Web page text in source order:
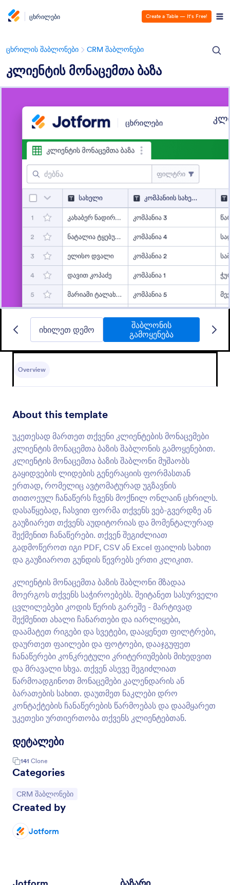
ცხრილები Create a Table — It’s Free!
ცხრილის შაბლონები CRM შაბლონები
კლიენტის მონაცემთა ბაზა
იხილეთ დემო
შაბლონის
გამოყენება
Overview
About this template
უკეთესად მართეთ თქვენი კლიენტების მონაცემები
კლიენტის მონაცემთა ბაზის შაბლონის გამოყენებით.
კლიენტის მონაცემთა ბაზის შაბლონი მუშაობს
გაყიდვების ლიდების გენერაციის ფორმასთან
ერთად, რომელიც ავტომატურად უგზავნის
თითოეულ ჩანაწერს ჩვენს მოქნილ ონლაინ ცხრილს.
დასაწყებად, ჩასვით ფორმა თქვენს ვებ-გვერდზე ან
გაუზიარეთ თქვენს აუდიტორიას და მომენტალურად
შექმენით ჩანაწერები. თქვენ შეგიძლიათ
გადმოწეროთ იგი PDF, CSV ან Excel ფაილის სახით
და გაუზიაროთ გუნდის წევრებს ერთი კლიკით.
კლიენტის მონაცემთა ბაზის შაბლონი მზადაა
მოერგოს თქვენს საჭიროებებს. შეიტანეთ სასურველი
ცვლილებები კოდის წერის გარეშე - მარტივად
შექმენით ახალი ჩანართები და იარლიყები,
დაამატეთ რიგები და სვეტები, დააყენეთ ფილტრები,
დაურთეთ ფაილები და ფოტოები, დააჯგუფეთ
ჩანაწერები კონკრეტული კრიტერიუმების მიხედვით
და მრავალი სხვა. თქვენ ასევე შეგიძლიათ
წარმოადგინოთ მონაცემები კალენდარის ან
ბარათების სახით. დაუთმეთ ნაკლები დრო
კონტაქტების ჩანაწერების წარმოებას და დაამყარეთ
უკეთესი ურთიერთობა თქვენს კლიენტებთან.
დეტალები
141 Clone
Categories
Go to Category:
CRM შაბლონები
Created by
Jotform